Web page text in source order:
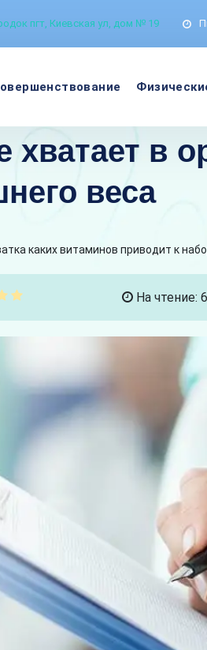
пгт, Киевская ул, дом № 19
в
веса
каких витаминов приводит к
На чтение: